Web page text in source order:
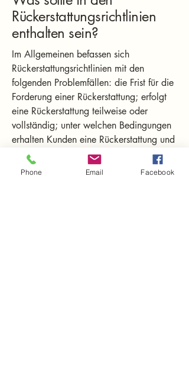
Rückerstattungsrichtlinien
enthalten sein?
Im Allgemeinen befassen sich
Rückerstattungsrichtlinien mit den
folgenden Problemfällen: die Frist für die
Forderung einer Rückerstattung; erfolgt
eine Rückerstattung teilweise oder
vollständig; unter welchen Bedingungen
erhalten Kunden eine Rückerstattung und
vieles mehr.
Phone Email Facebook